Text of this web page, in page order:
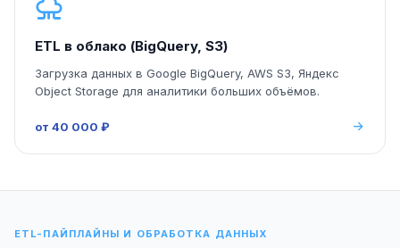
ETL в облако (BigQuery, S3)
Загрузка данных в Google BigQuery, AWS S3, Яндекс
Object Storage для аналитики больших объёмов.
от 40 000 ₽
ETL-ПАЙПЛАЙНЫ И ОБРАБОТКА ДАННЫХ